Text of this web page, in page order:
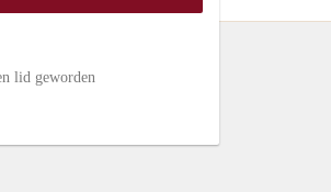
lid geworden